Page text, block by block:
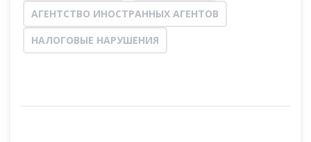
АГЕНТСТВО ИНОСТРАННЫХ АГЕНТОВ
НАЛОГОВЫЕ НАРУШЕНИЯ